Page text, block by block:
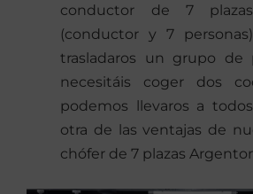
conductor de 7
(conductor y 7
trasladaros un grupo de
necesitáis coger dos
podemos llevaros a
otra de las ventajas de
chófer de 7 plazas